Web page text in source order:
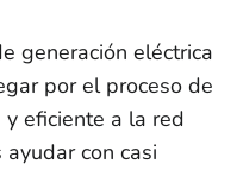
generación eléctrica
por el proceso de
eficiente a la red
con casi